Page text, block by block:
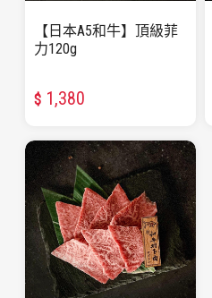
【日本A5和牛】頂級菲
力120g
$ 1,380